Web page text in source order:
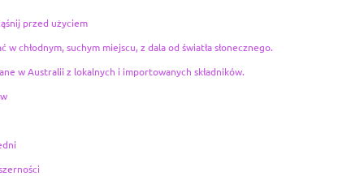
przed użyciem
w chłodnym, suchym miejscu, z dala od światła słonecznego.
w Australii z lokalnych i importowanych składników.